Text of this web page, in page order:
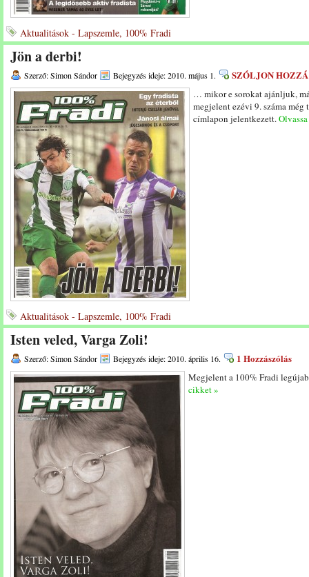
Aktualitások - Lapszemle, 100% Fradi
Jön a derbi!
Szerző: Simon Sándor Bejegyzés ideje: 2010. május 1. SZÓLJON HOZZÁ
… mikor e sorokat ajánljuk,
megjelent ezévi 9. száma még
címlapon jelentkezett.
Aktualitások - Lapszemle, 100% Fradi
Isten veled, Varga Zoli!
Szerző: Simon Sándor Bejegyzés ideje: 2010. április 16. 1 Hozzászólás
Megjelent a 100% Fradi
cikket »